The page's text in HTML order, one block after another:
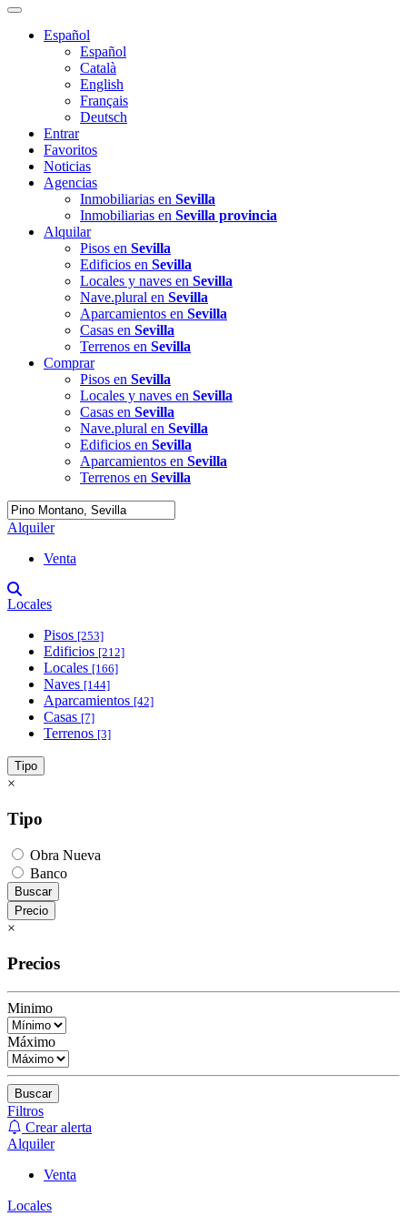
Español
Español
Català
English
Français
Deutsch
Entrar
Favoritos
Noticias
Agencias
Inmobiliarias en Sevilla
Inmobiliarias en Sevilla provincia
Alquilar
Pisos en Sevilla
Edificios en Sevilla
Locales y naves en Sevilla
Nave.plural en Sevilla
Aparcamientos en Sevilla
Casas en Sevilla
Terrenos en Sevilla
Comprar
Pisos en Sevilla
Locales y naves en Sevilla
Casas en Sevilla
Nave.plural en Sevilla
Edificios en Sevilla
Aparcamientos en Sevilla
Terrenos en Sevilla
Alquiler
Venta
Locales
Pisos [253]
Edificios [212]
Locales [166]
Naves [144]
Aparcamientos [42]
Casas [7]
Terrenos [3]
Tipo
×
Tipo
Obra Nueva
Banco
Buscar
Precio
×
Precios
Minimo
Máximo
Buscar
Filtros
Crear alerta
Alquiler
Venta
Locales